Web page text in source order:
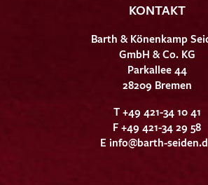
KONTAKT
Barth & Könenkamp
GmbH & Co. KG
Parkallee 44
28209 Bremen
T +49 421-34 10 41
F +49 421-34 29 58
E info@barth-